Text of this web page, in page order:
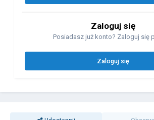
Zaloguj się
Posiadasz już konto? Zaloguj się
Zaloguj się